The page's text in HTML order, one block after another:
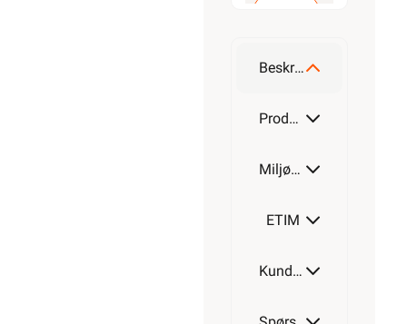
Beskrivelse
Produktdetaljer
Miljøparametere
ETIM
Kundeomtale